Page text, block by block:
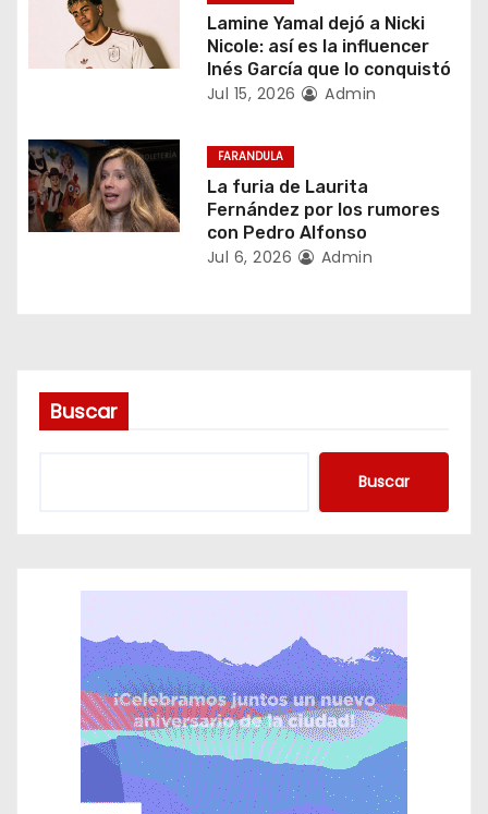
n
t
r
s
Lamine Yamal dejó a Nicki
Nicole: así es la influencer
Inés García que lo conquistó
Jul 15, 2026 Admin
FARANDULA
La furia de Laurita
Fernández por los rumores
con Pedro Alfonso
Jul 6, 2026 Admin
Buscar
Buscar